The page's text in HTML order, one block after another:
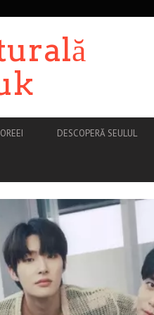
DESCOPERĂ SEULUL